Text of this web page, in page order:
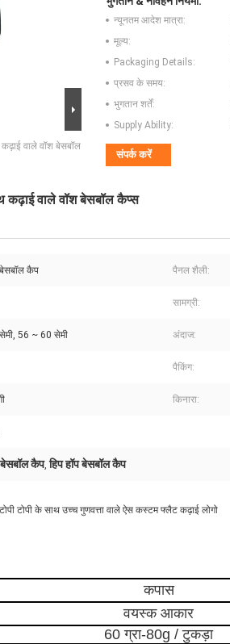
वाले वॉश बेसबॉल
न्यूनतम आदेश मात्रा:
मूल्य:
Packaging Details:
प्रसव के समय:
भुगतान शर्तें:
Supply Ability:
संपर्क करें
वाले वॉश बेसबॉल कैप्स
कैप पैनल शैली:
सामग्री:
56 ~ 60 सेमी अंदाज:
पैकिंग:
किनारा:
कैप,हिप हॉप बेसबॉल कैप
टोपी के साथ उच्च गुणवत्ता वाले ऐस कस्टम फ्लैट कढ़ाई लोगो
कपास
वयस्क आकार
60 ग्रा-80g / टुकड़ा